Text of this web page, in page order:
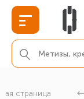
страница